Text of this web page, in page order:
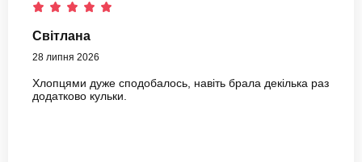
Світлана
28 липня 2026
Хлопцями дуже сподобалось, навіть брала декілька раз
додатково кульки.